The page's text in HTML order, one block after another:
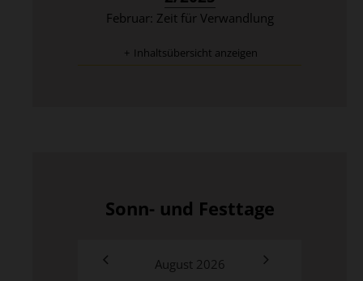
Februar: Zeit für Verwandlung
Inhaltsübersicht anzeigen
Sonn- und Festtage
August 2026